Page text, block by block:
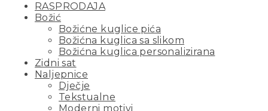
RASPRODAJA
Božić
Božićne kuglice pića
Božićna kuglica sa slikom
Božićna kuglica personalizirana
Zidni sat
Naljepnice
Dječje
Tekstualne
Moderni motivi